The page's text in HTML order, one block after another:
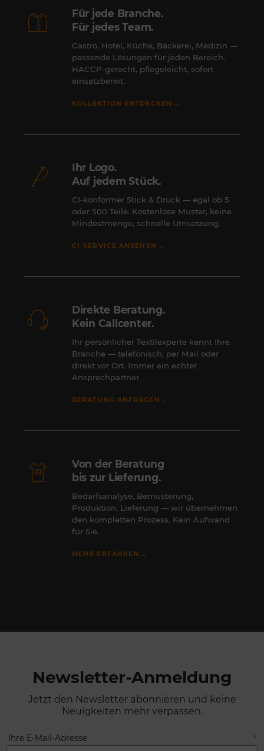
Für jede Branche.
Für jedes Team.
Gastro, Hotel, Küche, Bäckerei, Medizin —
passende Lösungen für jeden Bereich.
HACCP-gerecht, pflegeleicht, sofort
einsatzbereit.
KOLLEKTION ENTDECKEN →
Ihr Logo.
Auf jedem Stück.
CI-konformer Stick & Druck — egal ob 5
oder 500 Teile. Kostenlose Muster, keine
Mindestmenge, schnelle Umsetzung.
CI-SERVICE ANSEHEN →
Direkte Beratung.
Kein Callcenter.
Ihr persönlicher Textilexperte kennt Ihre
Branche — telefonisch, per Mail oder
direkt vor Ort. Immer ein echter
Ansprechpartner.
BERATUNG ANFRAGEN →
Von der Beratung
bis zur Lieferung.
Bedarfsanalyse, Bemusterung,
Produktion, Lieferung — wir übernehmen
den kompletten Prozess. Kein Aufwand
für Sie.
MEHR ERFAHREN →
Newsletter-Anmeldung
Jetzt den Newsletter abonnieren und keine
Neuigkeiten mehr verpassen.
Ihre E-Mail-Adresse